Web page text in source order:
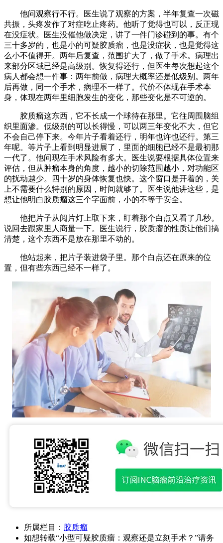
他问观察行不行。医生说了观察的方案，半年复查一次磁
共振，头疼发作了对症吃止疼药。他听了觉得也可以，反正现
在没症状。医生没催他做决定，讲了一件门诊碰到的事。有个
三十多岁的，也是小的可疑胶质瘤，也是没症状，也是觉得这
么小不值得开。两年后复查，范围扩大了，做了手术。病理出
来部分区域已经是高级别。恢复得还行，但医生每次想起这个
病人都会想一件事：两年前做，病理大概率还是低级别。两年
后再做，同一个手术，病理不一样了。代价不体现在手术本
身，体现在两年里细胞发生的变化，那些变化是不可逆的。
胶质瘤这东西，它不长成一个球待在那里。它往周围脑组
织里面渗。低级别的可以长得慢，可以两三年变化不大，但它
不会自己停下来。今年片子看着还行，明年也许也还行。第三
年呢。等片子上看到明显进展了，里面的细胞已经不是最初那
一代了。他问现在手术风险有多大。医生说要根据具体位置来
评估，但从肿瘤本身的角度，越小的切除范围越小，对功能区
的扰动越少。四十岁的身体恢复也快。这个窗口是开着的，关
上不需要什么特别的原因，时间就够了。医生说他讲这些，是
想让他明白胶质瘤这三个字面前，小的不等于安全。
他把片子从阅片灯上取下来，盯着那个白点又看了几秒。
说回去跟家里人商量一下。医生说行，胶质瘤的性质让他们搞
清楚，这个东西不是放在那里不动的。
他站起来，把片子装进袋子里。那个白点还在原来的位
置，但有些东西已经不一样了。
所属栏目： 胶质瘤
如想转载“小型可疑胶质瘤：观察还是立刻手术？”请务